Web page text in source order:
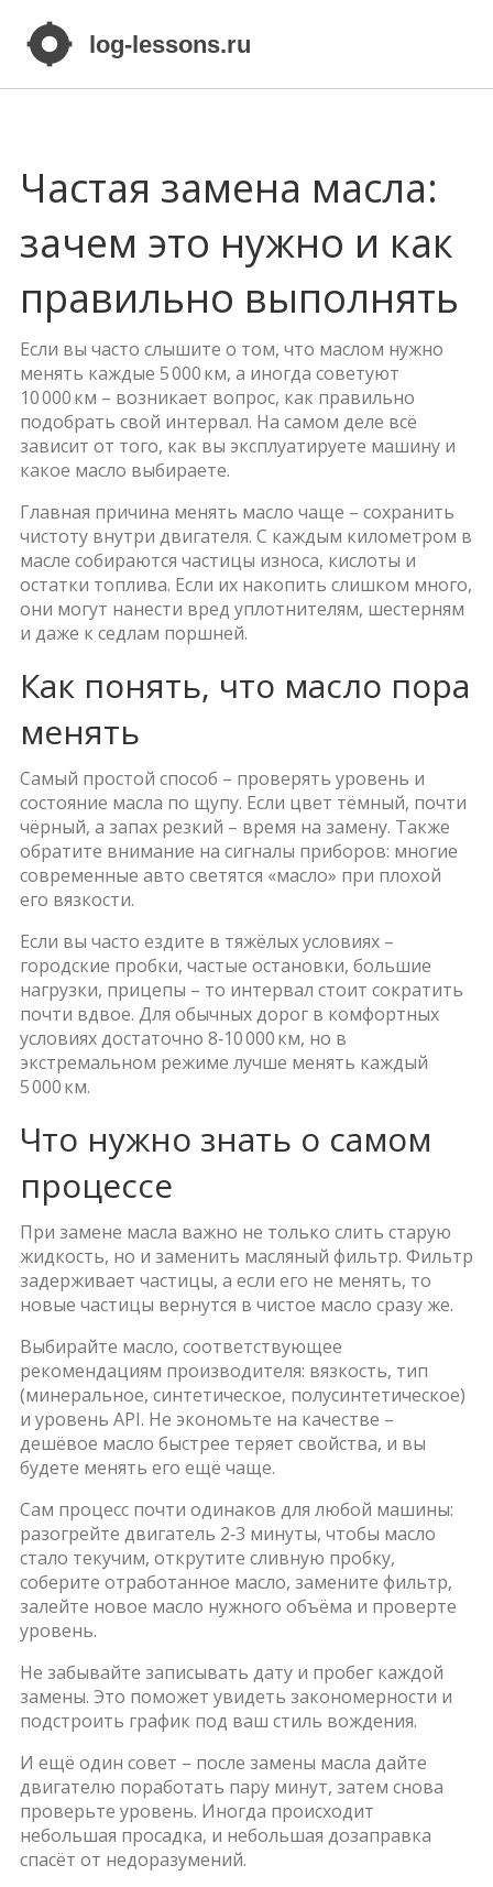
Частая замена масла:
зачем это нужно и как
правильно выполнять
Если вы часто слышите о том, что маслом нужно
менять каждые 5 000 км, а иногда советуют
10 000 км – возникает вопрос, как правильно
подобрать свой интервал. На самом деле всё
зависит от того, как вы эксплуатируете машину и
какое масло выбираете.
Главная причина менять масло чаще – сохранить
чистоту внутри двигателя. С каждым километром в
масле собираются частицы износа, кислоты и
остатки топлива. Если их накопить слишком много,
они могут нанести вред уплотнителям, шестерням
и даже к седлам поршней.
Как понять, что масло пора
менять
Самый простой способ – проверять уровень и
состояние масла по щупу. Если цвет тёмный, почти
чёрный, а запах резкий – время на замену. Также
обратите внимание на сигналы приборов: многие
современные авто светятся «масло» при плохой
его вязкости.
Если вы часто ездите в тяжёлых условиях –
городские пробки, частые остановки, большие
нагрузки, прицепы – то интервал стоит сократить
почти вдвое. Для обычных дорог в комфортных
условиях достаточно 8‑10 000 км, но в
экстремальном режиме лучше менять каждый
5 000 км.
Что нужно знать о самом
процессе
При замене масла важно не только слить старую
жидкость, но и заменить масляный фильтр. Фильтр
задерживает частицы, а если его не менять, то
новые частицы вернутся в чистое масло сразу же.
Выбирайте масло, соответствующее
рекомендациям производителя: вязкость, тип
(минеральное, синтетическое, полусинтетическое)
и уровень API. Не экономьте на качестве –
дешёвое масло быстрее теряет свойства, и вы
будете менять его ещё чаще.
Сам процесс почти одинаков для любой машины:
разогрейте двигатель 2‑3 минуты, чтобы масло
стало текучим, открутите сливную пробку,
соберите отработанное масло, замените фильтр,
залейте новое масло нужного объёма и проверте
уровень.
Не забывайте записывать дату и пробег каждой
замены. Это поможет увидеть закономерности и
подстроить график под ваш стиль вождения.
И ещё один совет – после замены масла дайте
двигателю поработать пару минут, затем снова
проверьте уровень. Иногда происходит
небольшая просадка, и небольшая дозаправка
спасёт от недоразумений.